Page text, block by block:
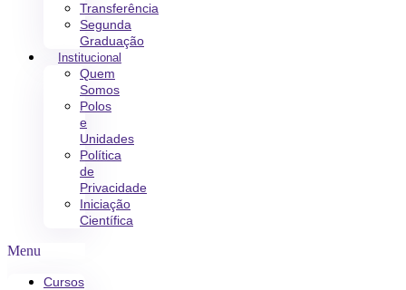
Transferência
Segunda
Graduação
Institucional
Quem
Somos
Polos
e
Unidades
Política
de
Privacidade
Iniciação
Científica
Menu
Cursos